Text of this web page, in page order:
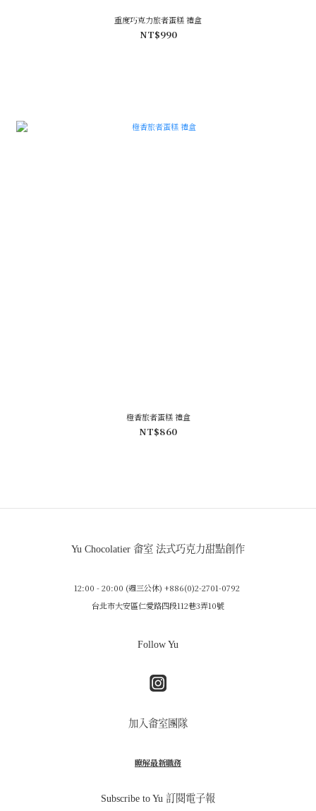
重度巧克力旅者蛋糕 禮盒
NT$990
橙香旅者蛋糕 禮盒
NT$860
Yu Chocolatier 畬室 法式巧克力甜點創作
12:00 - 20:00 (週三公休) +886(0)2-2701-0792
台北市大安區仁愛路四段112巷3弄10號
Follow Yu
加入畬室團隊
瞭解最新職務
Subscribe to Yu 訂閱電子報